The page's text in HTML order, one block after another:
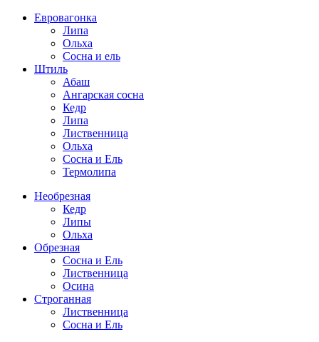
Евровагонка
Липа
Ольха
Сосна и ель
Штиль
Абаш
Ангарская сосна
Кедр
Липа
Лиственница
Ольха
Сосна и Ель
Термолипа
Необрезная
Кедр
Липы
Ольха
Обрезная
Cосна и Ель
Лиственница
Осина
Строганная
Лиственница
Сосна и Ель